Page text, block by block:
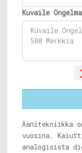
Kuvaile
Äänitekniikka
vuosina.
analogisista